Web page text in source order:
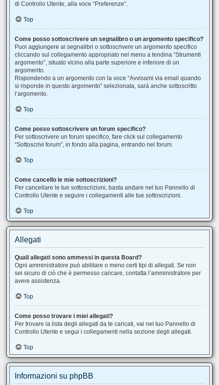
di Controllo Utente, alla voce “Preferenze”.
Top
Come posso sottoscrivere un segnalibro o un argomento specifico?
Puoi aggiungere ai segnalibri o sottoscrivere un argomento specifico
cliccando sul collegamento appropriato nel menu a tendina “Strumenti
argomento”, situato vicino alla parte superiore e inferiore di un
argomento.
Rispondendo a un argomento con la voce “Avvisami via email quando
si risponde in questo argomento” selezionata, sarà anche sottoscritto
l’argomento.
Top
Come posso sottoscrivere un forum specifico?
Per sottoscrivere un forum specifico, fare click sul collegamento
“Sottoscrivi forum”, in fondo alla pagina, entrando nel forum.
Top
Come cancello le mie sottoscrizioni?
Per cancellare le tue sottoscrizioni, basta andare nel tuo Pannello di
Controllo Utente e seguire i collegamenti alle tue sottoscrizioni.
Top
Allegati
Quali allegati sono ammessi in questa Board?
Ogni amministratore può abilitare o meno certi tipi di allegati. Se non
sei sicuro di ciò che è permesso caricare, contatta l’amministratore per
avere assistenza.
Top
Come posso trovare i miei allegati?
Per trovare la lista degli allegati da te caricati, vai nel tuo Pannello di
Controllo Utente e segui i collegamenti nella sezione degli allegati.
Top
Informazioni su phpBB